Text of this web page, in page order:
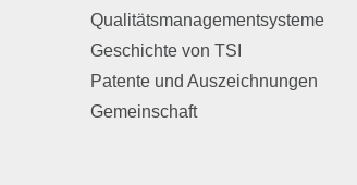
Qualitätsmanagementsysteme
Geschichte von TSI
Patente und Auszeichnungen
Gemeinschaft